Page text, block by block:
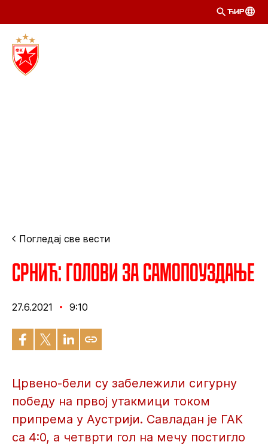
ЋИР
Погледај све вести
Срнић: Голови за самопоуздање
27.6.2021 9:10
Црвено-бели су забележили сигурну
победу на првој утакмици током
припрема у Аустрији. Савладан је ГАК
са 4:0, а четврти гол на мечу постигло